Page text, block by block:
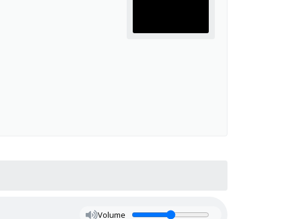
Volume